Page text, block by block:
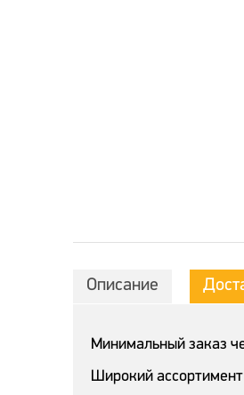
Описание
Минимальный заказ
Широкий